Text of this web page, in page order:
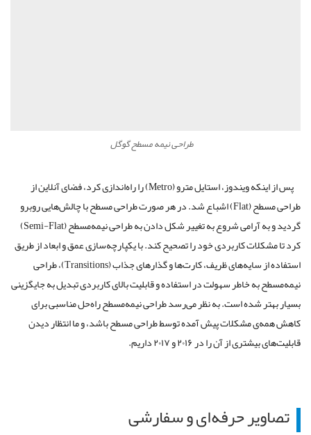
طراحی نیمه مسطح گوگل
پس از اینکه ویندوز، استایل مترو (Metro) را راه‌اندازی کرد، فضای آنلاین از
طراحی مسطح (Flat) اشباع شد. در هر صورت طراحی مسطح با چالش‌هایی روبرو
گردید و به آرامی شروع به تغییر شکل دادن به طراحی نیمه‌مسطح (Semi-Flat)
کرد تا مشکلات کاربردی خود را تصحیح کند. با یکپارچه‌سازی عمق و ابعاد از طریق
استفاده از سایه‌های ظریف، کارت‌ها و گذارهای جذاب (Transitions)، طراحی
نیمه‌مسطح به خاطر سهولت در استفاده و قابلیت بالای کاربردی تبدیل به جایگزینی
بسیار بهتر شده است. به نظر می‌رسد طراحی نیمه‌مسطح راه‌حل مناسبی برای
کاهش همه‌ی مشکلات پیش آمده توسط طراحی مسطح باشد، و ما انتظار دیدن
قابلیت‌های بیشتری از آن را در ۲۰۱۶ و ۲۰۱۷ داریم.
تصاویر حرفه‌ای و سفارشی